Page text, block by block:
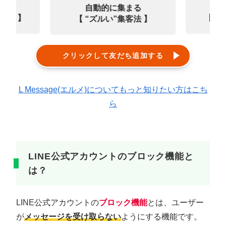
選 】
自動的に集まる
【 “ズルい”集客法 】
クリックして友だち追加する
L Message(エルメ)についてもっと知りたい方はこち
ら
LINE公式アカウントのブロック機能と
は？
LINE公式アカウントのブロック機能とは、ユーザー
がメッセージを受け取らないようにする機能です。